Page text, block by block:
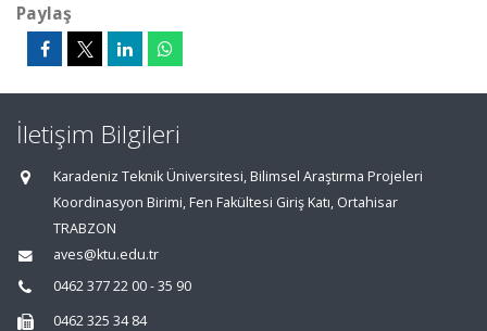
Paylaş
İletişim Bilgileri
Karadeniz Teknik Üniversitesi, Bilimsel Araştırma Projeleri
Koordinasyon Birimi, Fen Fakültesi Giriş Katı, Ortahisar
TRABZON
aves@ktu.edu.tr
0462 377 22 00 - 35 90
0462 325 34 84